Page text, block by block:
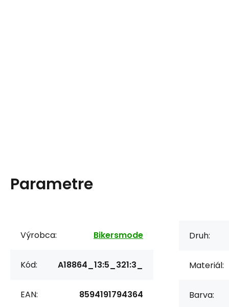
Parametre
Výrobca: Bikersmode
Kód: A18864_13:5_321:3_
EAN: 8594191794364
Druh:
Materiál:
Barva: